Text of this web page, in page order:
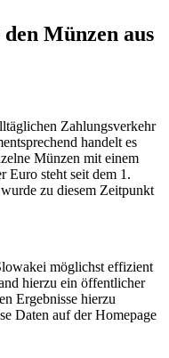
Münzen aus
Zahlungsverkehr
handelt es
Münzen mit einem
Euro steht seit dem 1.
zu diesem Zeitpunkt
möglichst effizient
hierzu ein öffentlicher
Ergebnisse hierzu
Daten auf der Homepage